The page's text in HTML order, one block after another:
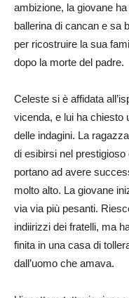
ambizione, la giovane
ballerina di cancan e sa
per ricostruire la sua
dopo la morte del padre.
Celeste si è affidata
vicenda, e lui ha chiesto
delle indagini. La
di esibirsi nel
portano ad avere
molto alto. La giovane
via via più pesanti.
indiirizzi dei fratelli, ma
finita in una casa di
dall’uomo che amava.